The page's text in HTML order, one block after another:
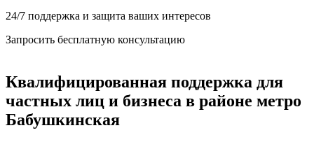
24/7 поддержка и защита ваших интересов
Запросить бесплатную консультацию
Квалифицированная поддержка для
частных лиц и бизнеса в районе метро
Бабушкинская